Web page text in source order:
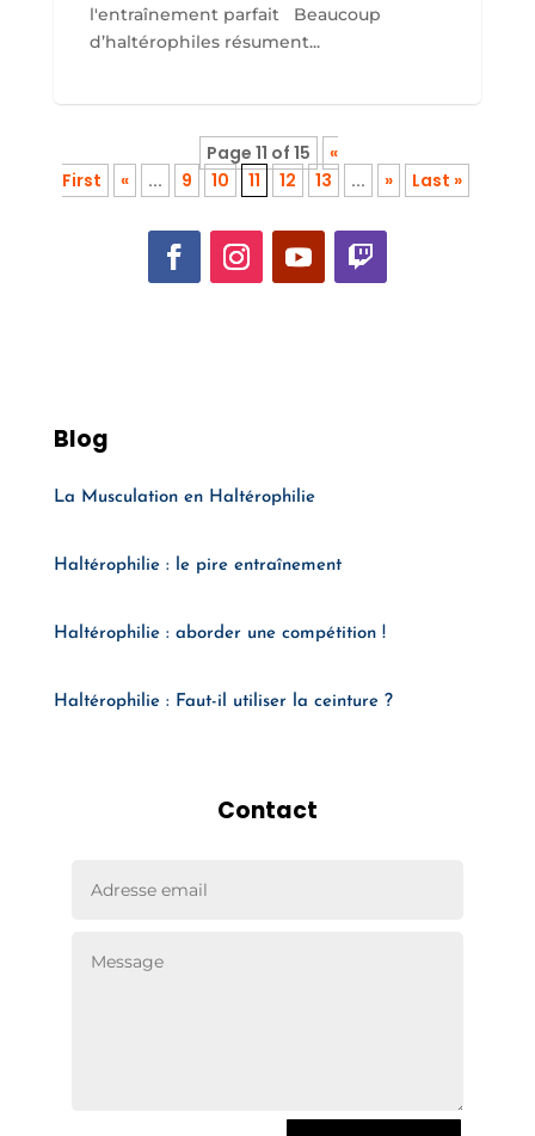
l'entraînement parfait Beaucoup
d’haltérophiles résument...
Page 11 of 15
«
First
« ... 9 10 11 12 13 ... » Last »
Blog
La Musculation en Haltérophilie
Haltérophilie : le pire entraînement
Haltérophilie : aborder une compétition !
Haltérophilie : Faut-il utiliser la ceinture ?
Contact